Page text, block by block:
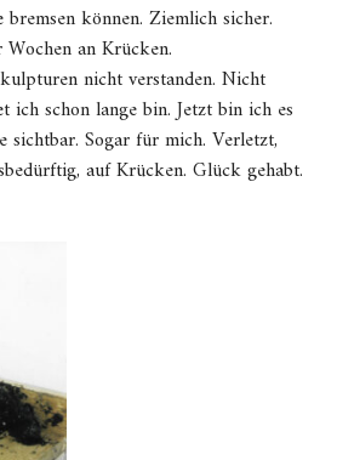
bremsen können. Ziemlich sicher.
an Krücken.
nicht verstanden. Nicht
ich schon lange bin. Jetzt bin ich es
sichtbar. Sogar für mich. Verletzt,
auf Krücken. Glück gehabt.